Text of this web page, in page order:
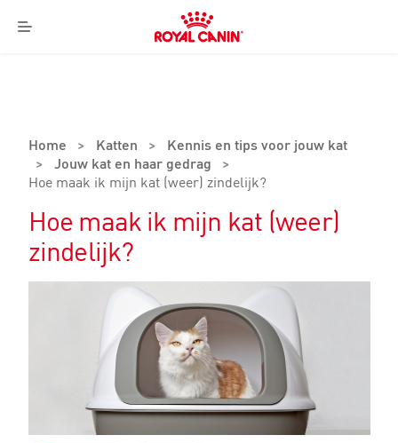
Menu
Royal
Canin
Home > Katten >
Kennis en tips voor jouw kat
> Jouw kat en haar gedrag
>
Hoe maak ik mijn kat (weer) zindelijk?
Hoe maak ik mijn kat (weer)
zindelijk?